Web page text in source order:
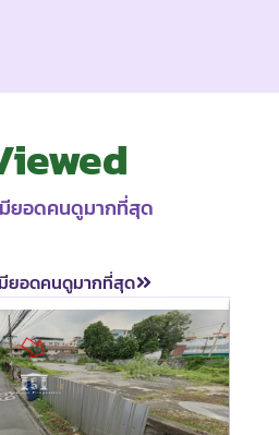
ยอดคนดูมากที่สุด
ยอดคนดูมากที่สุด